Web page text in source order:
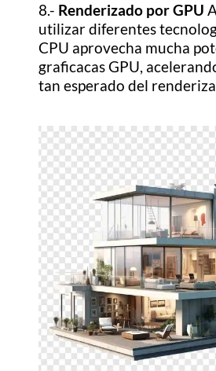
8.- Renderizado por GPU
utilizar diferentes
CPU aprovecha mucha
graficacas GPU,
tan esperado del